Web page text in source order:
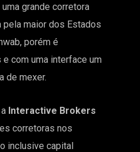
grande corretora
maior dos Estados
porém é
com uma interface um
de mexer.
Interactive Brokers
corretoras nos
inclusive capital